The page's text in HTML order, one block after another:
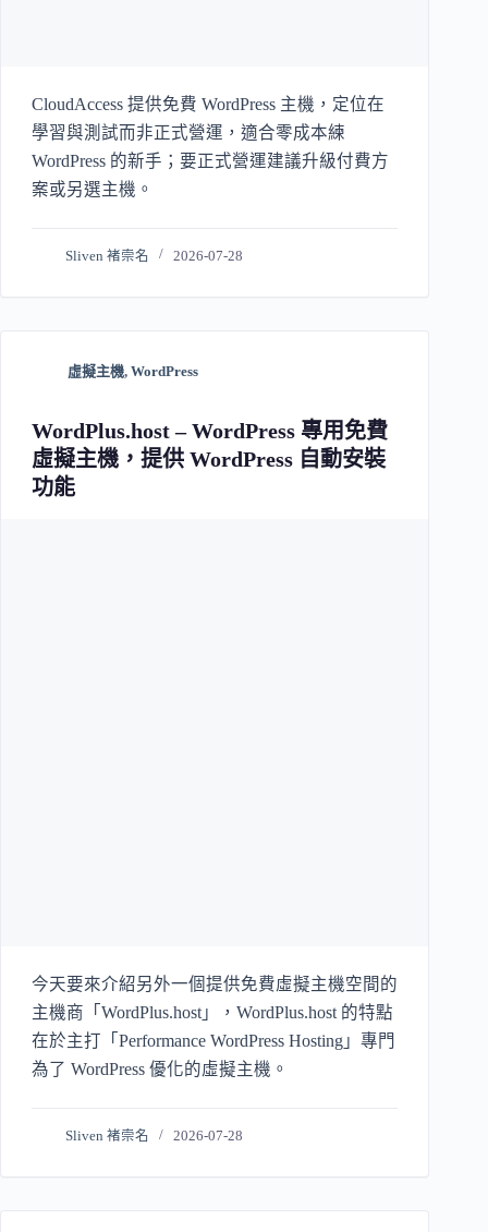
CloudAccess 提供免費 WordPress 主機，定位在
學習與測試而非正式營運，適合零成本練
WordPress 的新手；要正式營運建議升級付費方
案或另選主機。
Sliven 褚崇名 2026-07-28
虛擬主機, WordPress
WordPlus.host – WordPress 專用免費
虛擬主機，提供 WordPress 自動安裝
功能
今天要來介紹另外一個提供免費虛擬主機空間的
主機商「WordPlus.host」，WordPlus.host 的特點
在於主打「Performance WordPress Hosting」專門
為了 WordPress 優化的虛擬主機。
Sliven 褚崇名 2026-07-28